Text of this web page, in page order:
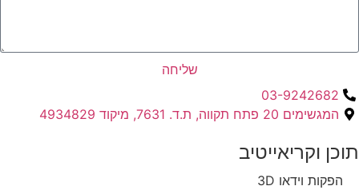
שליחה
03-9242682
המגשימים 20 פתח תקווה, ת.ד. 7631, מיקוד 4934829
תוכן וקריאייטיב ​
הפקות וידאו 3D